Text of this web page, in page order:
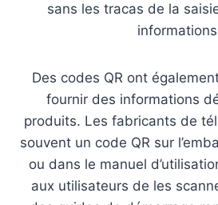
sans les tracas de la
Des codes QR ont
fournir des informations
produits. Les fabricants de
souvent un code QR sur
ou dans le manuel
aux utilisateurs de les